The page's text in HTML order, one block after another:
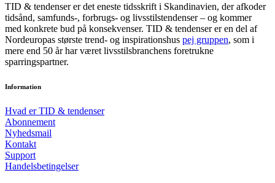
TID & tendenser er det eneste tidsskrift i Skandinavien, der afkoder
tidsånd, samfunds-, forbrugs- og livsstilstendenser – og kommer
med konkrete bud på konsekvenser. TID & tendenser er en del af
Nordeuropas største trend- og inspirationshus pej gruppen, som i
mere end 50 år har været livsstilsbranchens foretrukne
sparringspartner.
Information
Hvad er TID & tendenser
Abonnement
Nyhedsmail
Kontakt
Support
Handelsbetingelser